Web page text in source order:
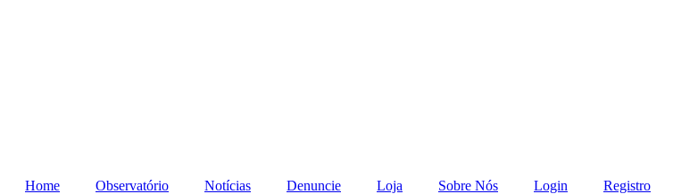
Home Observatório Notícias Denuncie Loja Sobre Nós Login Registro